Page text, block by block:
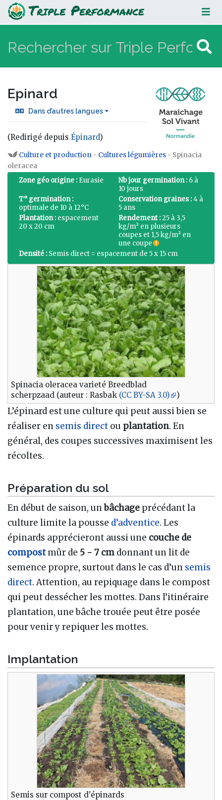
Epinard
Epinard
Dans d’autres langues
(Redirigé depuis Épinard)
Aller à :navigation,rechercher
Culture et production - Cultures légumières - Spinacia
oleracea
Zone géo origine : Eurasie Nb jour germination : 6 à
10 jours
T° germination :
optimale de 10 à 12°C
Conservation graines :4 à
5 ans
Plantation : espacement
20 x 20 cm
Rendement :25 à 3,5
kg/m² en plusieurs
coupes et 1,5 kg/m² en
une coupe
Densité : Semis direct = espacement de 5 x 15 cm
Spinacia oleracea varieté Breedblad
scherpzaad (auteur : Rasbak (CC BY-SA 3.0) )
L’épinard est une culture qui peut aussi bien se
réaliser en semis direct ou plantation. En
général, des coupes successives maximisent les
récoltes.
Préparation du sol
En début de saison, unbâchage précédant la
culture limite la pousse d’adventice. Les
épinards apprécieront aussi une couche de
compostmûr de 5 - 7 cm donnant un lit de
semence propre, surtout dans le cas d’un semis
direct. Attention, au repiquage dans le compost
qui peut dessécher les mottes. Dans l’itinéraire
plantation, une bâche trouée peut être posée
pour venir y repiquer les mottes.
Implantation
Semis sur compost d'épinards